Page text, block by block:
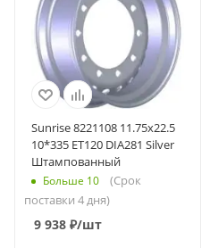
Sunrise 8221108 11.75x22.5
10*335 ET120 DIA281 Silver
Штампованный
Больше 10
(Срок
поставки 4 дня)
9 938 ₽/шт